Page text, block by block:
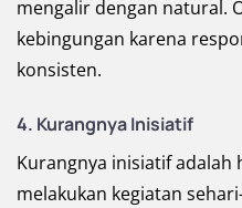
mengalir dengan natural.
kebingungan karena
konsisten.
4. Kurangnya Inisiatif
Kurangnya inisiatif
melakukan kegiatan